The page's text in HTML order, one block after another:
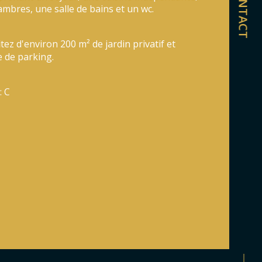
Valeurs
de pièces
une salle de bains et un wc.
d'environ 200 m² de jardin privatif et
de parking.
C